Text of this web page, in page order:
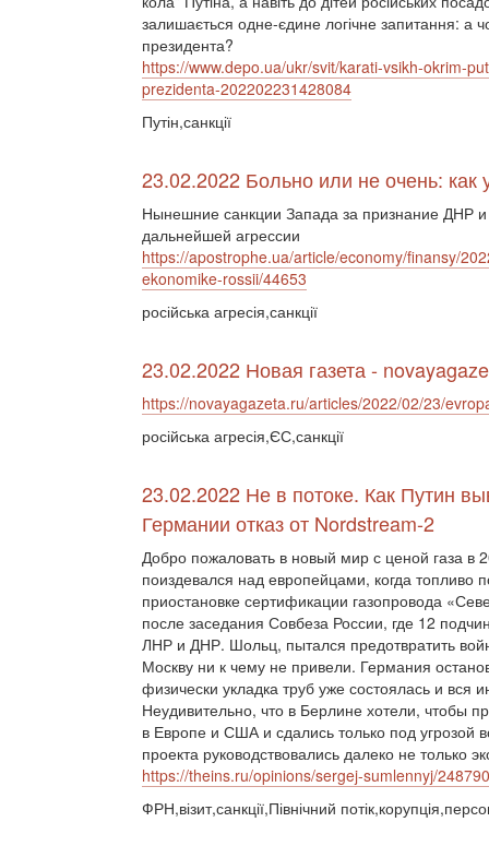
залишається одне-єдине логічне запитання: а
президента?
https://www.depo.ua/ukr/svit/karati-vsikh-okrim-
prezidenta-202202231428084
Путін,санкції
23.02.2022 Больно или не очень: как
Нынешние санкции Запада за признание ДНР
дальнейшей агрессии
https://apostrophe.ua/article/economy/finansy/
ekonomike-rossii/44653
російська агресія,санкції
23.02.2022 Новая газета -
https://novayagazeta.ru/articles/2022/02/23/
російська агресія,ЄС,санкції
23.02.2022 Не в потоке. Как Путин
Германии отказ от Nordstream-2
Добро пожаловать в новый мир с ценой газа в
поиздевался над европейцами, когда топливо
приостановке сертификации газопровода
после заседания Совбеза России, где 12
ЛНР и ДНР. Шольц, пытался предотвратить
Москву ни к чему не привели. Германия
физически укладка труб уже состоялась и
Неудивительно, что в Берлине хотели, чтобы
в Европе и США и сдались только под
проекта руководствовались далеко не только
https://theins.ru/opinions/sergej-sumlennyj/248790
ФРН,візит,санкції,Північний